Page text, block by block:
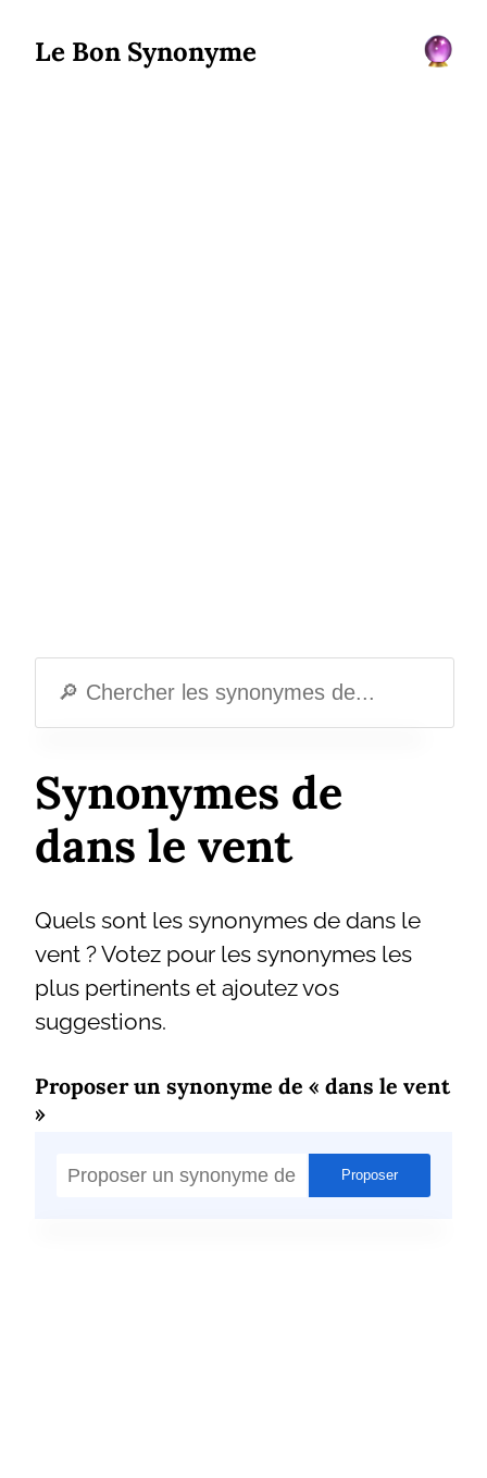
Le Bon Synonyme
Synonymes de
dans le vent
Quels sont les synonymes de dans le
vent ? Votez pour les synonymes les
plus pertinents et ajoutez vos
suggestions.
Proposer un synonyme de « dans le vent
»